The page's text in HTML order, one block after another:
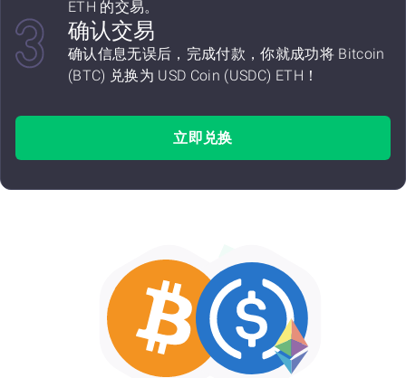
ETH 的交易。
确认交易
确认信息无误后，完成付款，你就成功将 Bitcoin
(BTC) 兑换为 USD Coin (USDC) ETH！
立即兑换